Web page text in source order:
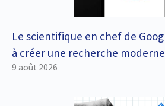
Le scientifique en chef de
à créer une recherche moderne
9 août 2026